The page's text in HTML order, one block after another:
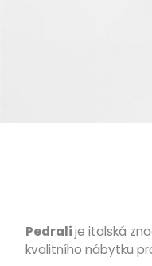
Pedralije italská
kvalitního nábytku